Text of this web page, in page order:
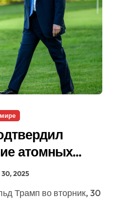
атомных
у берегов
2025